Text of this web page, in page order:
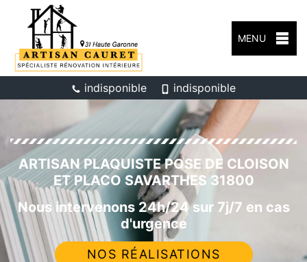
MENU
indisponible indisponible
ARTISAN PLAQUISTE POSE DE CLOISON
ET PLACO SAVARTHES 31800
Nous intervenons 24h/24 sur 7j/7 en cas
d'urgence
NOS RÉALISATIONS